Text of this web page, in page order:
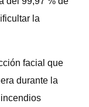
la
facial que
durante la